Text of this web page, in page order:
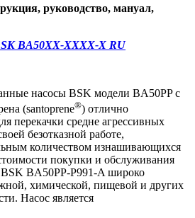
руководство, мануал,
BA50XX-XXXX-X RU
насосы BSK модели BA50PP с
(santoprene®) отлично
перекачки средне агрессивных
безотказной работе,
количеством изнашивающихся
покупки и обслуживания
BA50PP-P991-A широко
химической, пищевой и других
Насос является